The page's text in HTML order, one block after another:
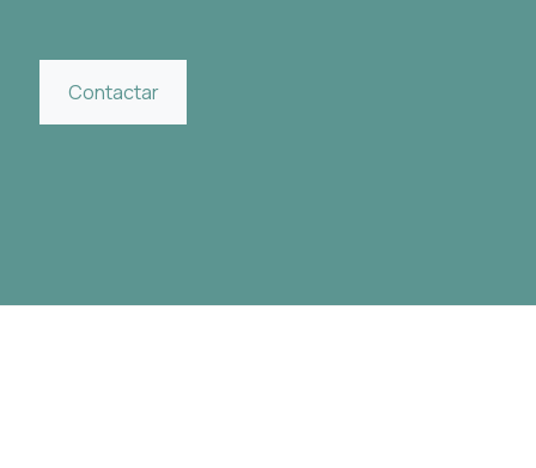
Contactar